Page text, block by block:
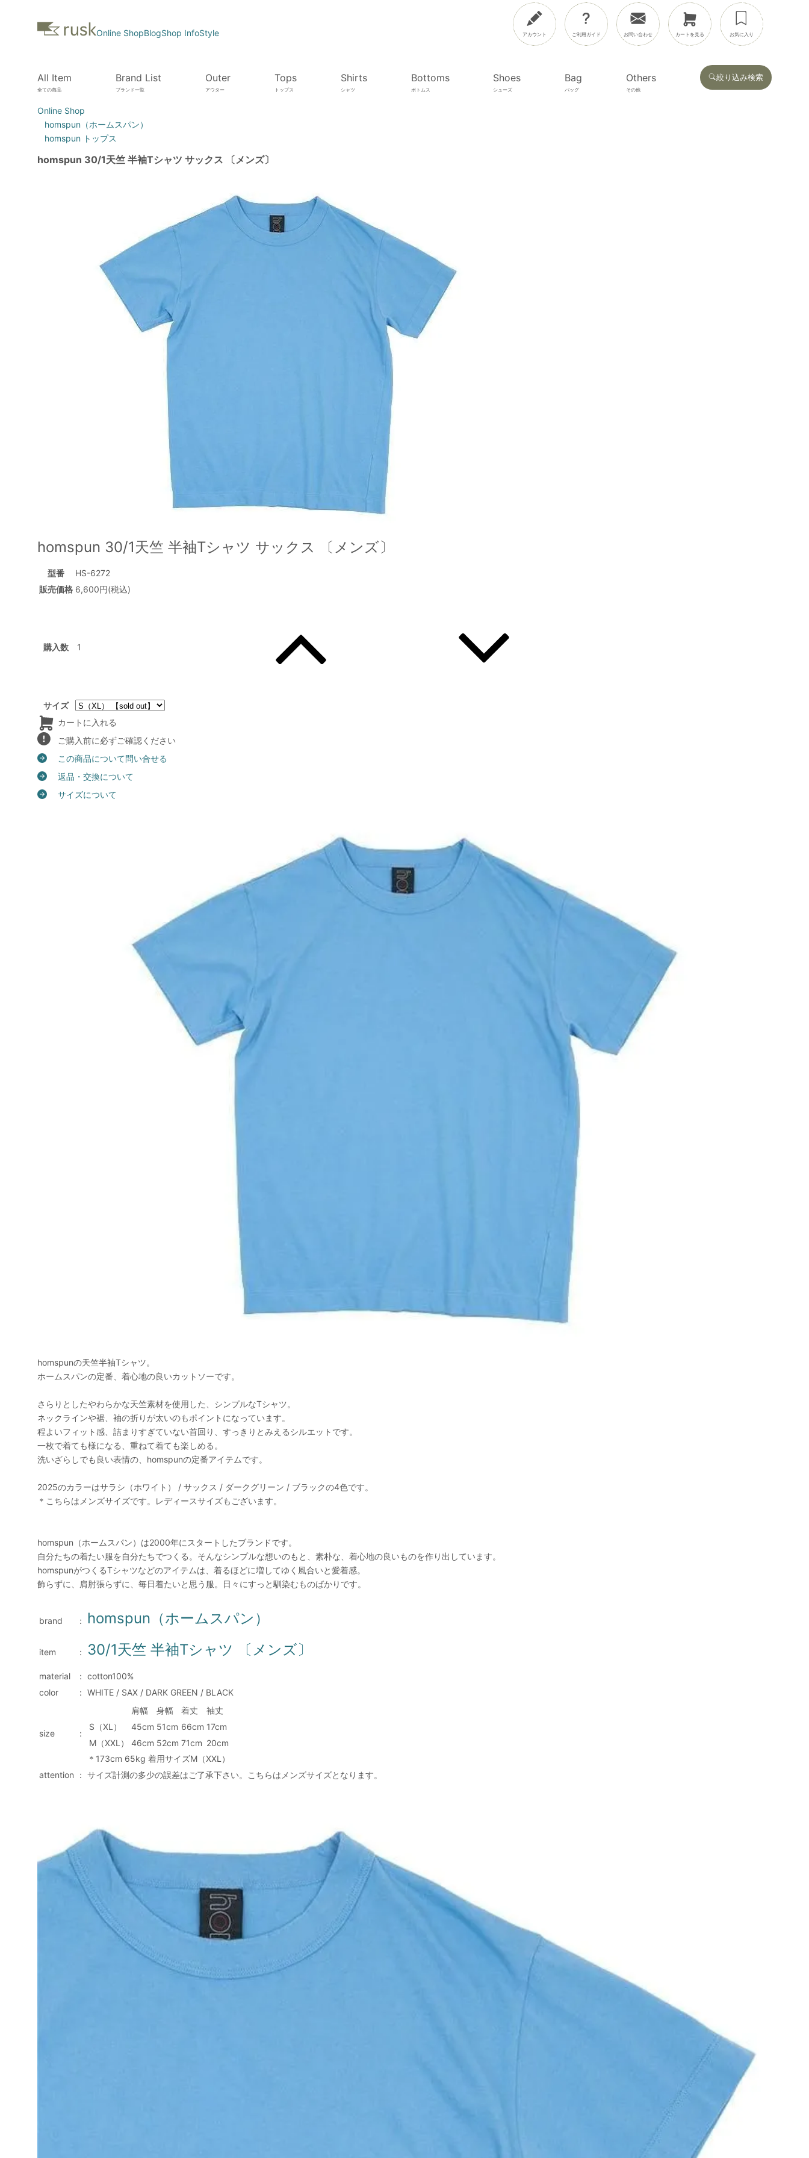
Online ShopBlogShop InfoStyle アカウント ご利用ガイド お問い合わせ カートを見る お気に入り
All Item
全ての商品
Brand List
ブランド一覧
Outer
アウター
Tops
トップス
Shirts
シャツ
Bottoms
ボトムス
Shoes
シューズ
Bag
バッグ
Others
その他
絞り込み検索
Online Shop
homspun（ホームスパン）
homspun トップス
homspun 30/1天竺 半袖Tシャツ サックス 〔メンズ〕
homspun 30/1天竺 半袖Tシャツ サックス 〔メンズ〕
型番
HS-6272
販売価格 6,600円(税込)
購入数
サイズ
カートに入れる
ご購入前に必ずご確認ください
この商品について問い合せる
返品・交換について
サイズについて
homspunの天竺半袖Tシャツ。
ホームスパンの定番、着心地の良いカットソーです。
さらりとしたやわらかな天竺素材を使用した、シンプルなTシャツ。
ネックラインや裾、袖の折りが太いのもポイントになっています。
程よいフィット感、詰まりすぎていない首回り、すっきりとみえるシルエットです。
一枚で着ても様になる、重ねて着ても楽しめる。
洗いざらしでも良い表情の、homspunの定番アイテムです。
2025のカラーはサラシ（ホワイト） / サックス / ダークグリーン / ブラックの4色です。
＊こちらはメンズサイズです。レディースサイズもございます。
homspun（ホームスパン）は2000年にスタートしたブランドです。
自分たちの着たい服を自分たちでつくる。そんなシンプルな想いのもと、素朴な、着心地の良いものを作り出しています。
homspunがつくるTシャツなどのアイテムは、着るほどに増してゆく風合いと愛着感。
飾らずに、肩肘張らずに、毎日着たいと思う服。日々にすっと馴染むものばかりです。
brand ： homspun（ホームスパン）
item ： 30/1天竺 半袖Tシャツ 〔メンズ〕
material ： cotton100%
color
： WHITE / SAX / DARK GREEN / BLACK
size ：
肩幅 身幅 着丈
袖丈
S（XL）
45cm 51cm 66cm 17cm
M（XXL）
46cm 52cm 71cm 20cm
＊173cm 65kg 着用サイズM（XXL）
attention
： サイズ計測の多少の誤差はご了承下さい。こちらはメンズサイズとなります。